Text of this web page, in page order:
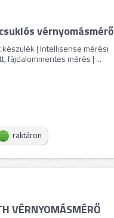
vérnyomásmérő
készülék | Intellisense mérési
fájdalommentes mérés | ...
raktáron
VÉRNYOMÁSMÉRŐ